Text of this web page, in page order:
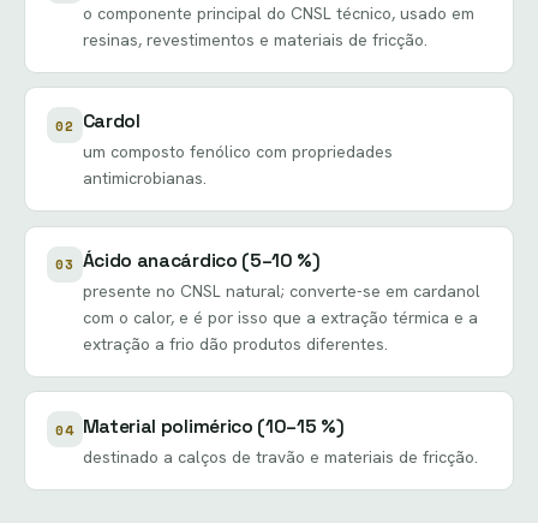
o componente principal do CNSL técnico, usado em
resinas, revestimentos e materiais de fricção.
02 Cardol
um composto fenólico com propriedades
antimicrobianas.
03 Ácido anacárdico (5–10 %)
presente no CNSL natural; converte-se em cardanol
com o calor, e é por isso que a extração térmica e a
extração a frio dão produtos diferentes.
04 Material polimérico (10–15 %)
destinado a calços de travão e materiais de fricção.